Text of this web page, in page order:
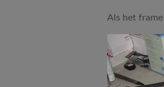
Als het